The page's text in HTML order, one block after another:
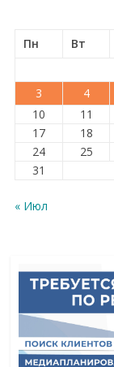
Пн
Вт
3
4
10
11
17
18
24
25
31
« Июл